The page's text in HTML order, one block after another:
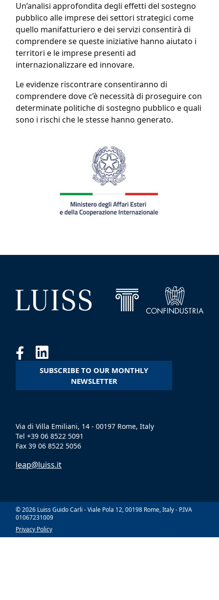
Un’analisi approfondita degli effetti del sostegno
pubblico alle imprese dei settori strategici come
quello manifatturiero e dei servizi consentirà di
comprendere se queste iniziative hanno aiutato i
territori e le imprese presenti ad
internazionalizzare ed innovare.
Le evidenze riscontrare consentiranno di
comprendere dove c’è necessità di proseguire con
determinate politiche di sostegno pubblico e quali
sono i rischi che le stesse hanno generato.
SUBSCRIBE TO OUR MONTHLY
NEWSLETTER
Via di Villa Emiliani, 14 - 00197 Rome, Italy
Tel +39 06 8522 5091
Fax 39 06 8522 5056
leap@luiss.it
© 2026 Luiss Guido Carli - Viale Pola 12, 00198 Rome, Italy - P.IVA
01067231009
Privacy Policy